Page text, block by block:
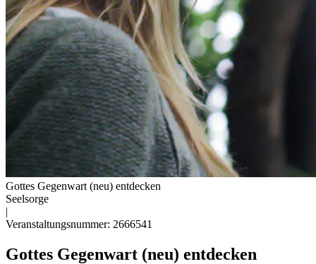
Gottes Gegenwart (neu) entdecken
Seelsorge
|
Veranstaltungsnummer: 2666541
Gottes Gegenwart (neu) entdecken